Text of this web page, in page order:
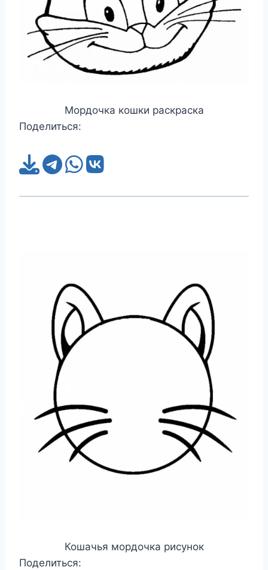
Мордочка кошки раскраска
Поделиться:
Кошачья мордочка рисунок
Поделиться: